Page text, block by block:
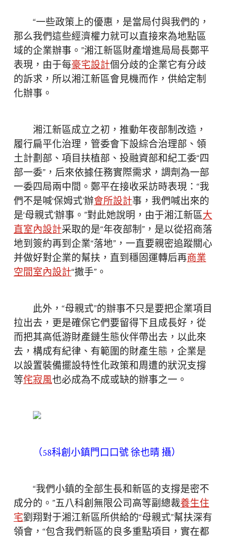
“一些政策上的優惠，是當局付與我們的，
那么我們這些經濟權力就可以直接來為地點區
域的企業辦事。”湘江新區財產增進局局長鄭平
表現，由于每豪宅設計個分歧的企業它有分歧
的訴求，所以湘江新區會見機而作，供給定制
化辦事。
湘江新區成立之初，推動年夜部制改造，
履行扁平化治理，管委會下設綜合治理部、領
土計劃部、項目扶植部、投融資部和紀工委“四
部一委”，后來依據任務實際需求，調劑為一部
一委四局兩中間。鄭平在接收采訪時表現：“我
們不是喊‘保姆式’辦會所設計事，我們喊出來的
是‘母親式’辦事。”對此她說明，由于湘江新區大
直室內設計采取的是“年夜部制”，是以從招商落
地到簽約再到企業“落地”，一直要親密追蹤關心
并做好對企業的幫扶，直到穩固運轉后再商業
空間室內設計“撒手”。
此外，“母親式”的辦事不只是要把企業項目
拉出去，更是確保它們要留得下且成長好，從
而把其高低游財產鏈生態伙伴帶出去，以此來
去，構成有紀律、有範圍的財產生態，企業是
以設置裝備擺設特性化政策和周遭的狀況支撐
等侘寂風也必成為不成或缺的辦事之一。
（58科創小鎮門口口號 徐也晴 攝）
“我們小鎮的全部生長和新區的支撐是密不
成分的。”五八科創無限公司高等副總裁養生住
宅劉翔對于湘江新區所供給的“母親式”幫扶深有
領會，“包含我們新區的良多重點項目，實在都